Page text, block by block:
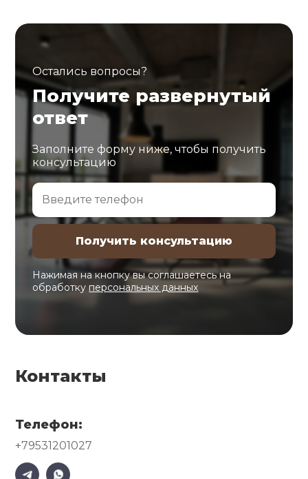
Остались вопросы?
Получите развернутый
ответ
Заполните форму ниже, чтобы получить
консультацию
Нажимая на кнопку вы соглашаетесь на
обработкуперсональных данных
Контакты
Телефон:
+79531201027